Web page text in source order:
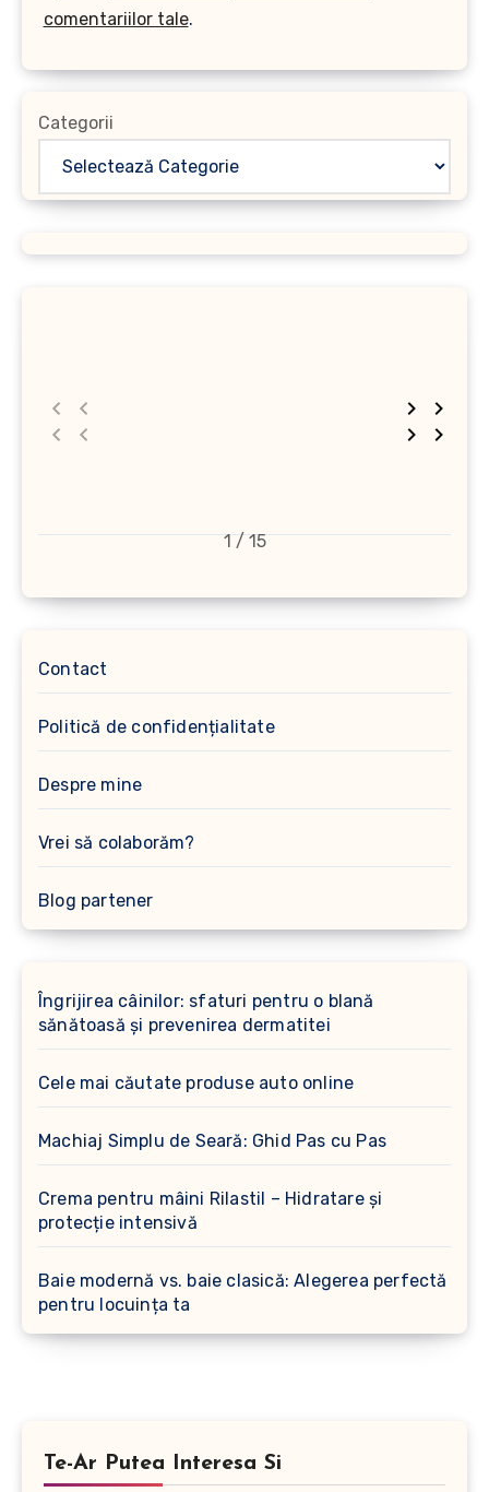
comentariilor tale.
Categorii
1 / 15
Contact
Politică de confidențialitate
Despre mine
Vrei să colaborăm?
Blog partener
Îngrijirea câinilor: sfaturi pentru o blană
sănătoasă și prevenirea dermatitei
Cele mai căutate produse auto online
Machiaj Simplu de Seară: Ghid Pas cu Pas
Crema pentru mâini Rilastil – Hidratare și
protecție intensivă
Baie modernă vs. baie clasică: Alegerea perfectă
pentru locuința ta
Te-Ar Putea Interesa Si